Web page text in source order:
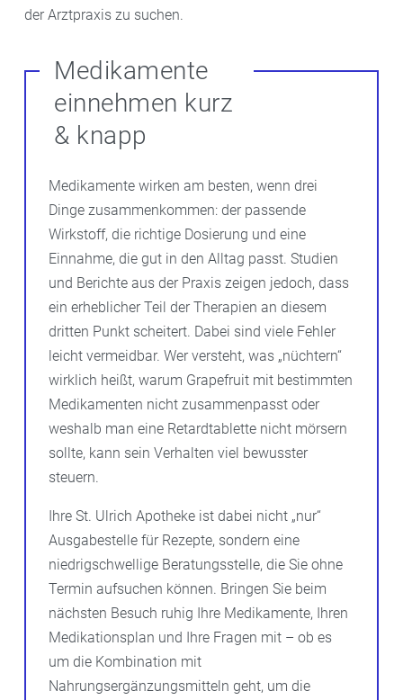
der Arztpraxis zu suchen.
Medikamente
einnehmen kurz
& knapp
Medikamente wirken am besten, wenn drei
Dinge zusammenkommen: der passende
Wirkstoff, die richtige Dosierung und eine
Einnahme, die gut in den Alltag passt. Studien
und Berichte aus der Praxis zeigen jedoch, dass
ein erheblicher Teil der Therapien an diesem
dritten Punkt scheitert. Dabei sind viele Fehler
leicht vermeidbar. Wer versteht, was „nüchtern“
wirklich heißt, warum Grapefruit mit bestimmten
Medikamenten nicht zusammenpasst oder
weshalb man eine Retardtablette nicht mörsern
sollte, kann sein Verhalten viel bewusster
steuern.
Ihre St. Ulrich Apotheke ist dabei nicht „nur“
Ausgabestelle für Rezepte, sondern eine
niedrigschwellige Beratungsstelle, die Sie ohne
Termin aufsuchen können. Bringen Sie beim
nächsten Besuch ruhig Ihre Medikamente, Ihren
Medikationsplan und Ihre Fragen mit – ob es
um die Kombination mit
Nahrungsergänzungsmitteln geht, um die